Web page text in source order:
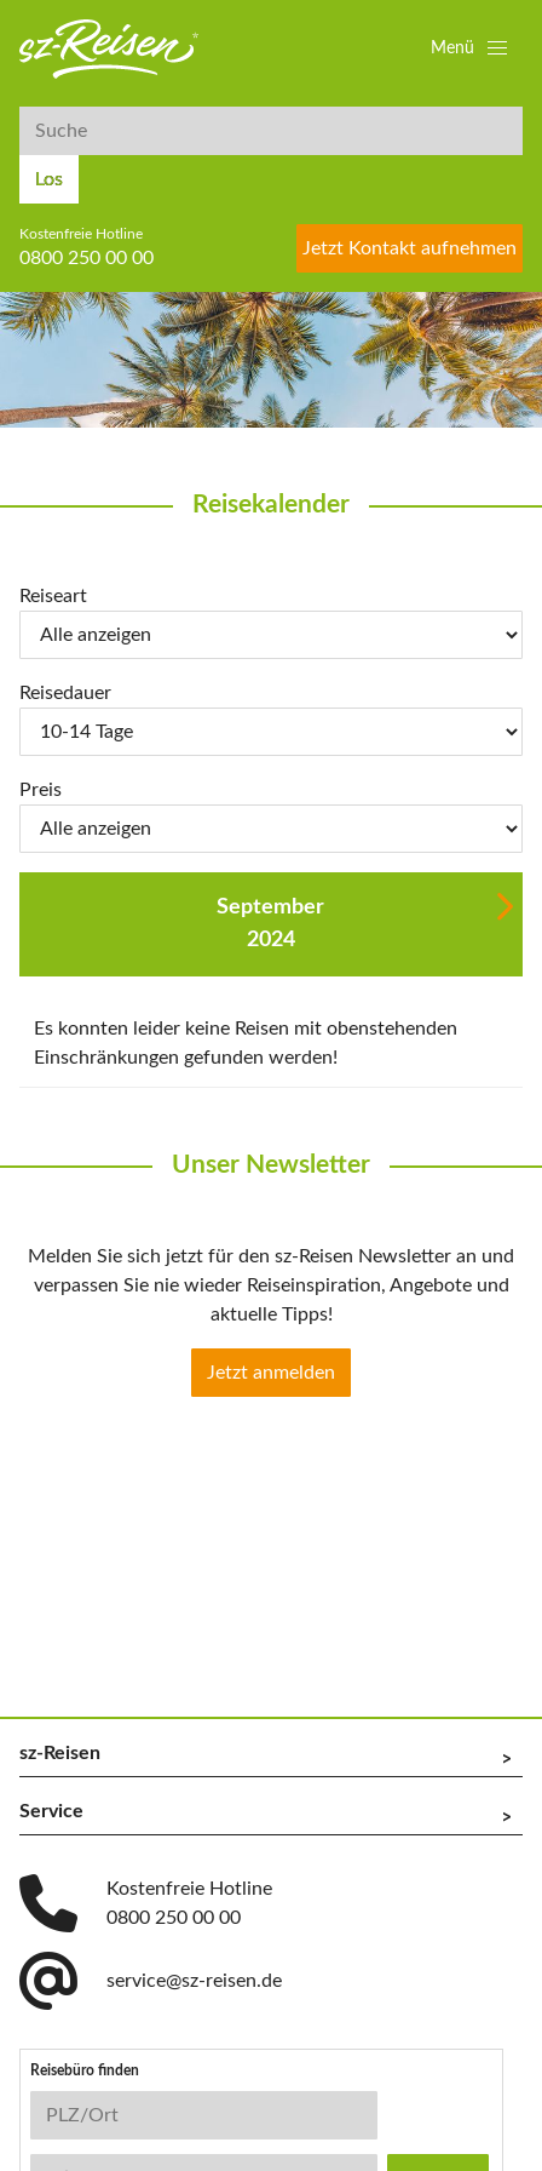
Suche
Los
Kostenfreie Hotline
0800 250 00 00
Jetzt Kontakt aufnehmen
Menü
Reisekalender
Reiseart
Reisedauer
Preis
September
2024
Es konnten leider keine Reisen mit obenstehenden
Einschränkungen gefunden werden!
Unser Newsletter
Melden Sie sich jetzt für den sz-Reisen Newsletter an und
verpassen Sie nie wieder Reiseinspiration, Angebote und
aktuelle Tipps!
Jetzt anmelden
sz-Reisen ^
Service ^
Kostenfreie Hotline
0800 250 00 00
service@sz-reisen.de
Reisebüro finden
Reisebüro-Suche
PLZ/Ort